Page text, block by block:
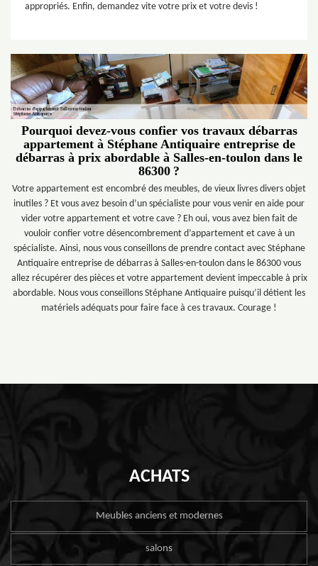
appropriés. Enfin, demandez vite votre prix et votre devis !
Pourquoi devez-vous confier vos travaux débarras
appartement à Stéphane Antiquaire entreprise de
débarras à prix abordable à Salles-en-toulon dans le
86300 ?
Votre appartement est encombré des meubles, de vieux livres divers objet
inutiles ? Et vous avez besoin d’un spécialiste pour vous venir en aide pour
vider votre appartement et votre cave ? Eh oui, vous avez bien fait de
vouloir confier votre désencombrement d’appartement et cave à un
spécialiste. Ainsi, nous vous conseillons de prendre contact avec Stéphane
Antiquaire entreprise de débarras à Salles-en-toulon dans le 86300 vous
allez récupérer des pièces et votre appartement devient impeccable à prix
abordable. Nous vous conseillons Stéphane Antiquaire puisqu’il détient les
matériels adéquats pour faire face à ces travaux. Courage !
ACHATS
Meubles anciens et modernes
salons